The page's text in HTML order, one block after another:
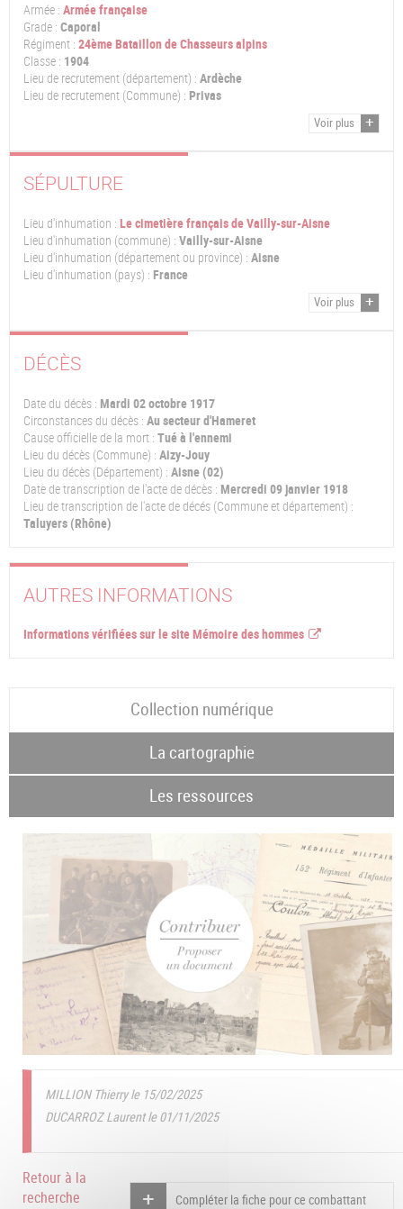
Armée : Armée française
Grade : Caporal
Régiment : 24ème Bataillon de Chasseurs alpins
Classe : 1904
Lieu de recrutement (département) : Ardèche
Lieu de recrutement (Commune) : Privas
Voir plus
SÉPULTURE
Lieu d'inhumation : Le cimetière français de Vailly-sur-Aisne
Lieu d'inhumation (commune) : Vailly-sur-Aisne
Lieu d'inhumation (département ou province) : Aisne
Lieu d'inhumation (pays) : France
Voir plus
DÉCÈS
Date du décès : Mardi 02 octobre 1917
Circonstances du décès : Au secteur d'Hameret
Cause officielle de la mort : Tué à l'ennemi
Lieu du décès (Commune) : Aizy-Jouy
Lieu du décès (Département) : Aisne (02)
Date de transcription de l'acte de décès : Mercredi 09 janvier 1918
Lieu de transcription de l'acte de décés (Commune et département) :
Taluyers (Rhône)
AUTRES INFORMATIONS
Informations vérifiées sur le site Mémoire des hommes
Collection numérique
La cartographie
Les ressources
MILLION Thierry le 15/02/2025
DUCARROZ Laurent le 01/11/2025
Compléter la fiche pour ce combattant
Retour à la
recherche